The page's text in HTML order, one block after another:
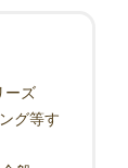
ーズ
グ等す